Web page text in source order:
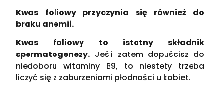
Kwas foliowy przyczynia się również do
braku anemii.
Kwas foliowy to istotny składnik
spermatogenezy. Jeśli zatem dopuścisz do
niedoboru witaminy B9, to niestety trzeba
liczyć się z zaburzeniami płodności u kobiet.